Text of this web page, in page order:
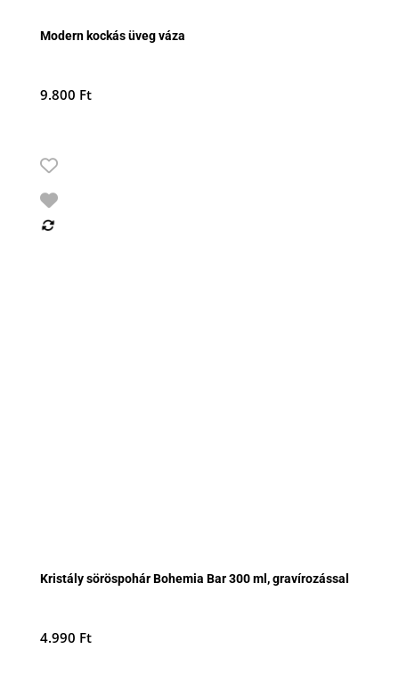
Modern kockás üveg váza
9.800 Ft
Kristály söröspohár Bohemia Bar 300 ml, gravírozással
4.990 Ft